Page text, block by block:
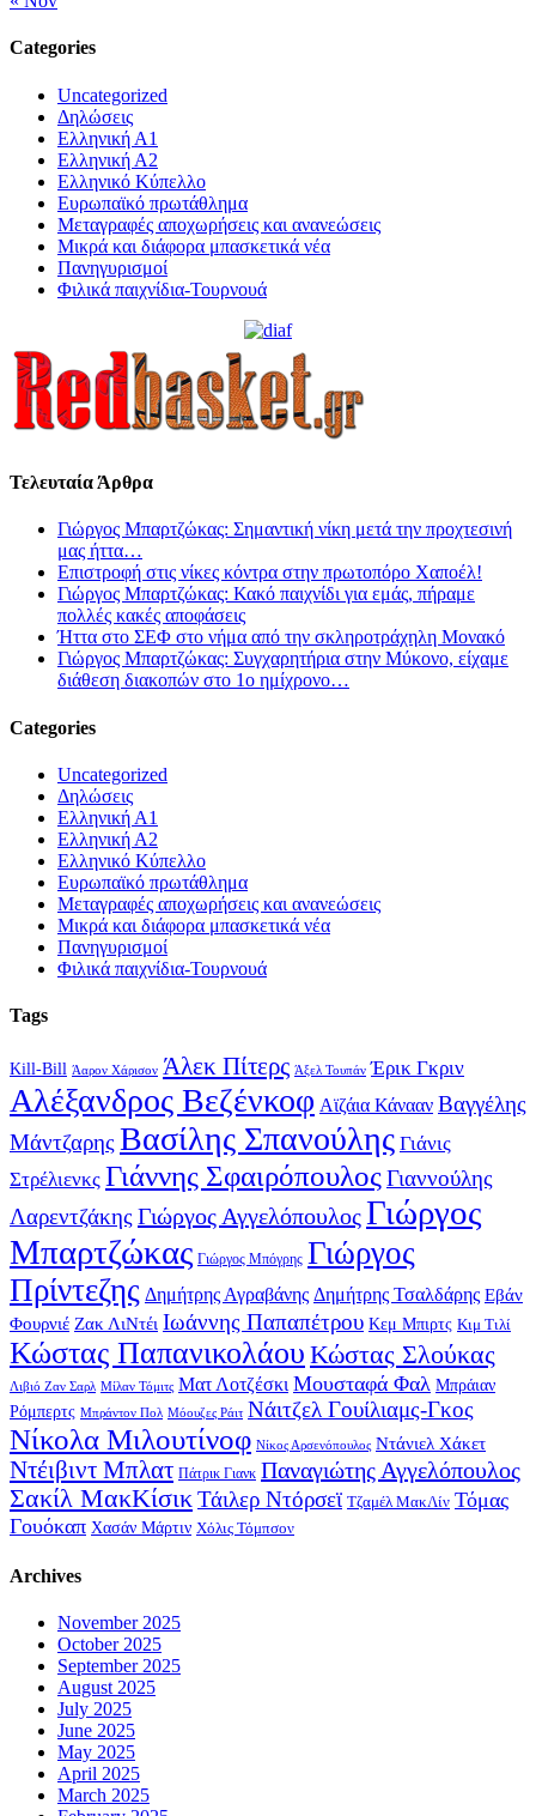
Categories
Uncategorized
Δηλώσεις
Ελληνική Α1
Ελληνική Α2
Ελληνικό Κύπελλο
Ευρωπαϊκό πρωτάθλημα
Μεταγραφές αποχωρήσεις και ανανεώσεις
Μικρά και διάφορα μπασκετικά νέα
Πανηγυρισμοί
Φιλικά παιχνίδια-Τουρνουά
Τελευταία Άρθρα
Γιώργος Μπαρτζώκας: Σημαντική νίκη μετά την προχτεσινή
μας ήττα…
Επιστροφή στις νίκες κόντρα στην πρωτοπόρο Χαποέλ!
Γιώργος Μπαρτζώκας: Κακό παιχνίδι για εμάς, πήραμε
πολλές κακές αποφάσεις
Ήττα στο ΣΕΦ στο νήμα από την σκληροτράχηλη Μονακό
Γιώργος Μπαρτζώκας: Συγχαρητήρια στην Μύκονο, είχαμε
διάθεση διακοπών στο 1ο ημίχρονο…
Categories
Uncategorized
Δηλώσεις
Ελληνική Α1
Ελληνική Α2
Ελληνικό Κύπελλο
Ευρωπαϊκό πρωτάθλημα
Μεταγραφές αποχωρήσεις και ανανεώσεις
Μικρά και διάφορα μπασκετικά νέα
Πανηγυρισμοί
Φιλικά παιχνίδια-Τουρνουά
Tags
Kill-Bill Άαρον Χάρισον Άλεκ Πίτερς Άξελ Τουπάν Έρικ Γκριν
Αλέξανδρος Βεζένκοφ Αϊζάια Κάνααν Βαγγέλης
Μάντζαρης Βασίλης Σπανούλης Γιάνις
Στρέλιενκς Γιάννης ΣφαιρόπουλοςΓιαννούλης
Λαρεντζάκης Γιώργος ΑγγελόπουλοςΓιώργος
Μπαρτζώκας Γιώργος Μπόγρης Γιώργος
Πρίντεζης Δημήτρης Αγραβάνης Δημήτρης Τσαλδάρης Εβάν
Φουρνιέ Ζακ ΛιΝτέι Ιωάννης Παπαπέτρου Κεμ Μπιρτς Κιμ Τιλί
Κώστας Παπανικολάου Κώστας Σλούκας
Λιβιό Ζαν Σαρλ Μίλαν Τόμιτς Ματ Λοτζέσκι Μουσταφά Φαλ Μπράιαν
Ρόμπερτς Μπράντον Πολ Μόουζες Ράιτ Νάιτζελ Γουίλιαμς-Γκος
Νίκολα Μιλουτίνοφ Νίκος Αρσενόπουλος Ντάνιελ Χάκετ
Ντέιβιντ Μπλατ Πάτρικ Γιανκ Παναγιώτης Αγγελόπουλος
Σακίλ ΜακΚίσικΤάιλερ Ντόρσεϊ Τζαμέλ ΜακΛίν Τόμας
Γουόκαπ Χασάν Μάρτιν Χόλις Τόμπσον
Archives
November 2025
October 2025
September 2025
August 2025
July 2025
June 2025
May 2025
April 2025
March 2025